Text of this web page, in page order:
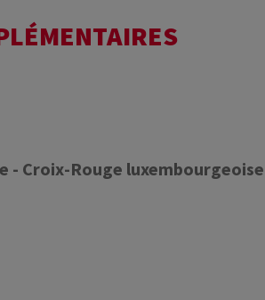
- Croix-Rouge luxembourgeoise